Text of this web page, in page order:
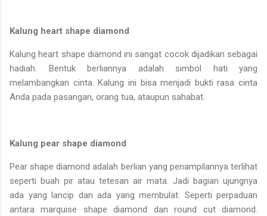
Kalung heart shape diamond
Kalung heart shape diamond ini sangat cocok dijadikan sebagai
hadiah. Bentuk berliannya adalah simbol hati yang
melambangkan cinta. Kalung ini bisa menjadi bukti rasa cinta
Anda pada pasangan, orang tua, ataupun sahabat.
Kalung pear shape diamond
Pear shape diamond adalah berlian yang penampilannya terlihat
seperti buah pir atau tetesan air mata. Jadi bagian ujungnya
ada yang lancip dan ada yang membulat. Seperti perpaduan
antara marquise shape diamond dan round cut diamond.